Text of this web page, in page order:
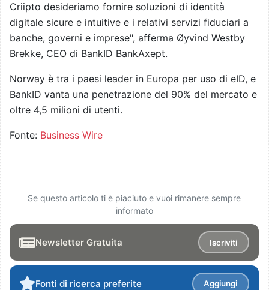
Criipto desideriamo fornire soluzioni di identità
digitale sicure e intuitive e i relativi servizi fiduciari a
banche, governi e imprese", afferma Øyvind Westby
Brekke, CEO di BankID BankAxept.
Norway è tra i paesi leader in Europa per uso di eID, e
BankID vanta una penetrazione del 90% del mercato e
oltre 4,5 milioni di utenti.
Fonte: Business Wire
Se questo articolo ti è piaciuto e vuoi rimanere sempre
informato
Newsletter Gratuita Iscriviti
Fonti di ricerca preferite Aggiungi